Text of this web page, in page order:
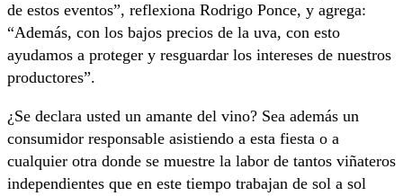
de estos eventos”, reflexiona Rodrigo Ponce, y agrega:
“Además, con los bajos precios de la uva, con esto
ayudamos a proteger y resguardar los intereses de nuestros
productores”.
¿Se declara usted un amante del vino? Sea además un
consumidor responsable asistiendo a esta fiesta o a
cualquier otra donde se muestre la labor de tantos viñateros
independientes que en este tiempo trabajan de sol a sol